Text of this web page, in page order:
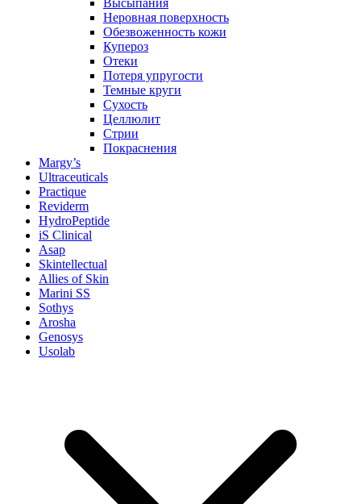
Высыпания
Неровная поверхность
Обезвоженность кожи
Купероз
Отеки
Потеря упругости
Темные круги
Сухость
Целлюлит
Стрии
Покраснения
Margy’s
Ultraceuticals
Practique
Reviderm
HydroPeptide
iS Clinical
Asap
Skintellectual
Allies of Skin
Marini SS
Sothys
Arosha
Genosys
Usolab